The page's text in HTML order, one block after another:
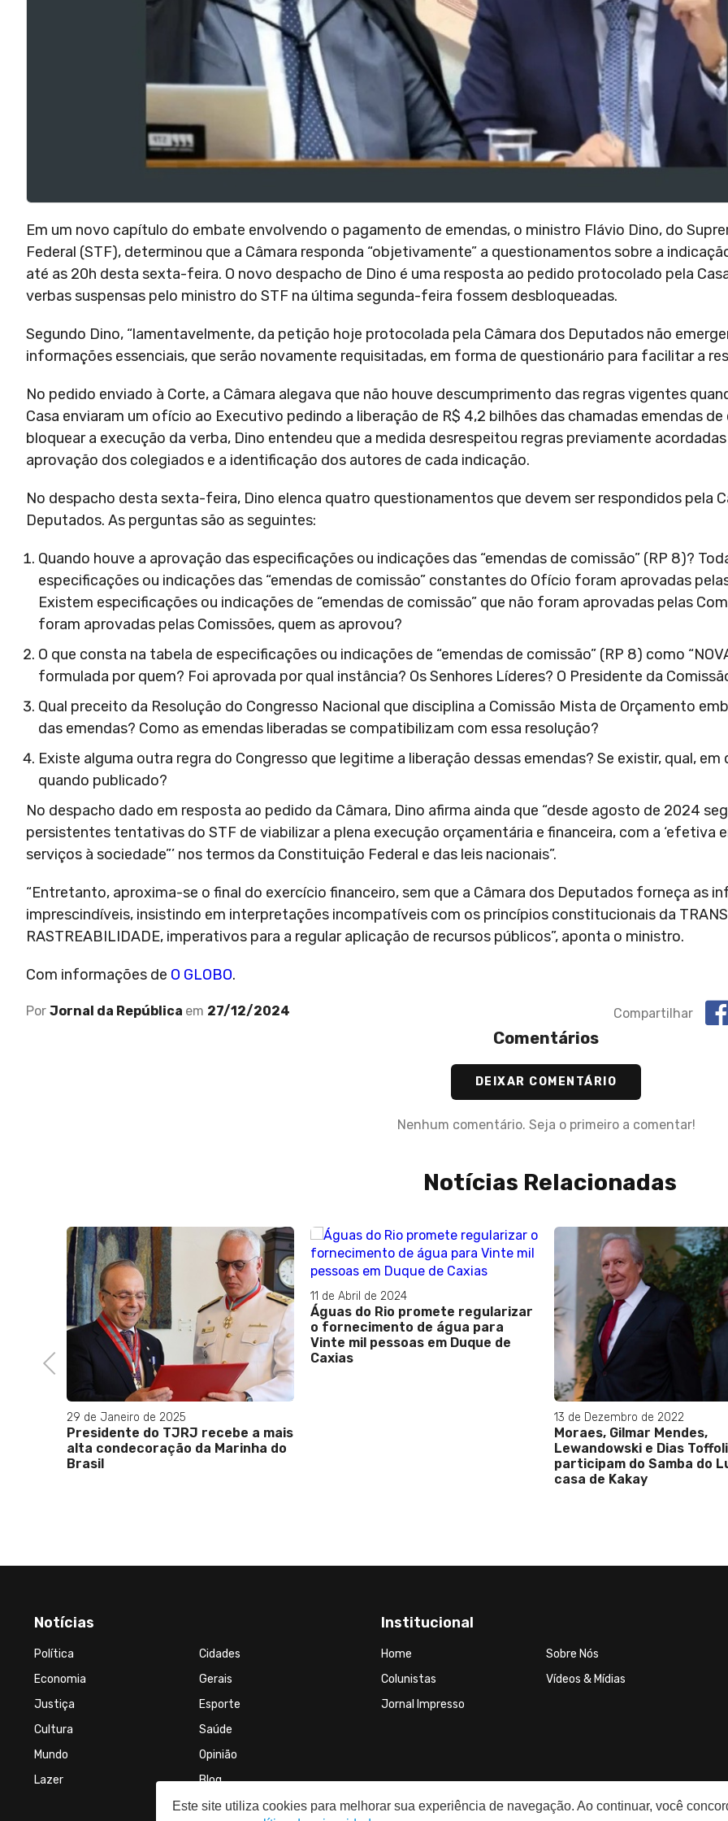
Em um novo capítulo do embate envolvendo o pagamento de emendas, o ministro Flávio Dino, do
Federal (STF), determinou que a Câmara responda “objetivamente” a questionamentos sobre a
até as 20h desta sexta-feira. O novo despacho de Dino é uma resposta ao pedido protocolado pela
verbas suspensas pelo ministro do STF na última segunda-feira fossem desbloqueadas.
Segundo Dino, “lamentavelmente, da petição hoje protocolada pela Câmara dos Deputados não
informações essenciais, que serão novamente requisitadas, em forma de questionário para facilitar a
No pedido enviado à Corte, a Câmara alegava que não houve descumprimento das regras vigentes
Casa enviaram um ofício ao Executivo pedindo a liberação de R$ 4,2 bilhões das chamadas emendas de
bloquear a execução da verba, Dino entendeu que a medida desrespeitou regras previamente
aprovação dos colegiados e a identificação dos autores de cada indicação.
No despacho desta sexta-feira, Dino elenca quatro questionamentos que devem ser respondidos pela
Deputados. As perguntas são as seguintes:
Quando houve a aprovação das especificações ou indicações das “emendas de comissão” (RP 8)?
especificações ou indicações das “emendas de comissão” constantes do Ofício foram aprovadas
Existem especificações ou indicações de “emendas de comissão” que não foram aprovadas pelas
foram aprovadas pelas Comissões, quem as aprovou?
O que consta na tabela de especificações ou indicações de “emendas de comissão” (RP 8) como
formulada por quem? Foi aprovada por qual instância? Os Senhores Líderes? O Presidente da
Qual preceito da Resolução do Congresso Nacional que disciplina a Comissão Mista de Orçamento
das emendas? Como as emendas liberadas se compatibilizam com essa resolução?
Existe alguma outra regra do Congresso que legitime a liberação dessas emendas? Se existir, qual, em
quando publicado?
No despacho dado em resposta ao pedido da Câmara, Dino afirma ainda que “desde agosto de 2024
persistentes tentativas do STF de viabilizar a plena execução orçamentária e financeira, com a ‘efetiva
serviços à sociedade”’ nos termos da Constituição Federal e das leis nacionais”.
“Entretanto, aproxima-se o final do exercício financeiro, sem que a Câmara dos Deputados forneça as
imprescindíveis, insistindo em interpretações incompatíveis com os princípios constitucionais da
RASTREABILIDADE, imperativos para a regular aplicação de recursos públicos”, aponta o ministro.
Com informações de O GLOBO.
Por Jornal da República em 27/12/2024 Compartilhar
Comentários
DEIXAR COMENTÁRIO
Nenhum comentário. Seja o primeiro a comentar!
Notícias Relacionadas
Previous
11 de Abril de 2024
Águas do Rio promete regularizar
o fornecimento de água para
Vinte mil pessoas em Duque de
Caxias
23 de Dezembro de 2023
Indulto natalino perdoa
exclui condenados por 8
janeiro
Notícias
Política
Cidades
Economia
Gerais
Justiça
Esporte
Cultura
Saúde
Mundo
Opinião
Lazer
Blog
Institucional
Home
Sobre Nós
Colunistas
Vídeos & Mídias
Jornal Impresso
Este site utiliza cookies para melhorar sua experiência de navegação. Ao continuar, você